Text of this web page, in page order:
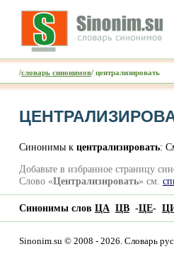
/словарь синонимов/ централизировать
Синонимы к централизировать:
Добавьте в избранное страницу
Слово «Централизировать» см.
Синонимы слов ЦА ЦВ-ЦЕ-
Sinonim.su © 2008 - 2026. Словарь